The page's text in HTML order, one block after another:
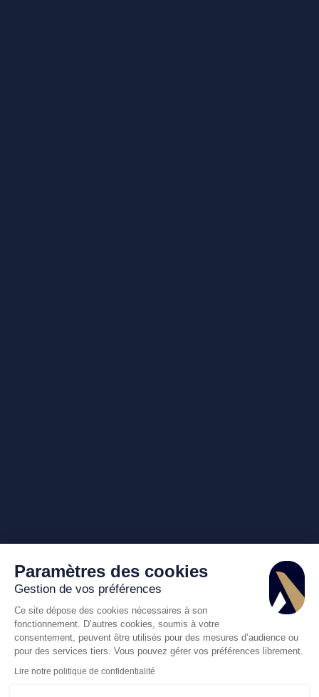
Paramètres des cookies
Gestion de vos préférences
Ce site dépose des cookies nécessaires à son
fonctionnement. D’autres cookies, soumis à votre
consentement, peuvent être utilisés pour des mesures d’audience ou
pour des services tiers. Vous pouvez gérer vos préférences librement.
Lire notre politique de confidentialité